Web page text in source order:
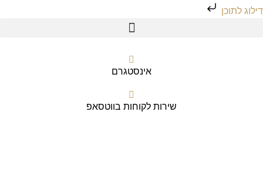
דילוג לתוכן
אינסטגרם
שירות לקוחות בווטסאפ